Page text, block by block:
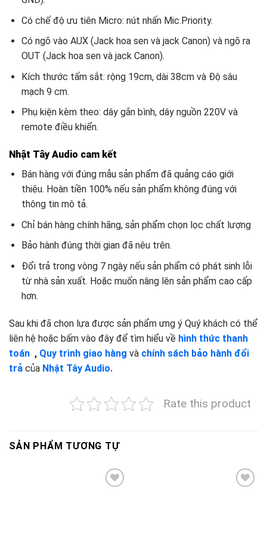
Có chế độ ưu tiên Micro: nút nhấn Mic.Priority.
Có ngõ vào AUX (Jack hoa sen và jack Canon) và ngõ ra
OUT (Jack hoa sen và jack Canon).
Kích thước tấm sắt: rộng 19cm, dài 38cm và Độ sâu
mạch 9 cm.
Phụ kiện kèm theo: dây gắn bình, dây nguồn 220V và
remote điều khiển.
Nhật Tây Audio cam kết
Bán hàng với đúng mẫu sản phẩm đã quảng cáo giới
thiệu. Hoàn tiền 100% nếu sản phẩm không đúng với
thông tin mô tả.
Chỉ bán hàng chính hãng, sản phẩm chọn lọc chất lượng
Bảo hành đúng thời gian đã nêu trên.
Đổi trả trong vòng 7 ngày nếu sản phẩm có phát sinh lỗi
từ nhà sản xuất. Hoặc muốn nâng lên sản phẩm cao cấp
hơn.
Sau khi đã chọn lựa được sản phẩm ưng ý Quý khách có thể
liên hệ hoặc bấm vào đây để tìm hiểu về hình thức thanh
toán , Quy trình giao hàng và chính sách bảo hành đổi
trả của Nhật Tây Audio.
Rate this product
SẢN PHẨM TƯƠNG TỰ